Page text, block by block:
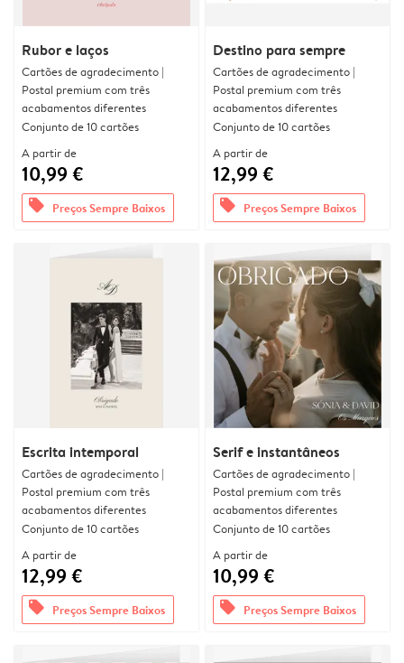
Rubor e laços
Cartões de agradecimento |
Postal premium com três
acabamentos diferentes
Conjunto de 10 cartões
A partir de
10,99 €
offers Preços Sempre Baixos
Destino para sempre
Cartões de agradecimento |
Postal premium com três
acabamentos diferentes
Conjunto de 10 cartões
A partir de
12,99 €
offers Preços Sempre Baixos
Escrita intemporal
Cartões de agradecimento |
Postal premium com três
acabamentos diferentes
Conjunto de 10 cartões
A partir de
12,99 €
offers Preços Sempre Baixos
Serif e instantâneos
Cartões de agradecimento |
Postal premium com três
acabamentos diferentes
Conjunto de 10 cartões
A partir de
10,99 €
offers Preços Sempre Baixos